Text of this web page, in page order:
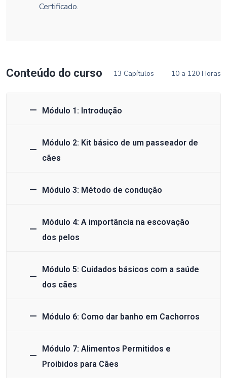
Certificado.
Conteúdo do curso 13 Capítulos 10 a 120 Horas
Módulo 1: Introdução
Módulo 2: Kit básico de um passeador de
cães
Módulo 3: Método de condução
Módulo 4: A importância na escovação
dos pelos
Módulo 5: Cuidados básicos com a saúde
dos cães
Módulo 6: Como dar banho em Cachorros
Módulo 7: Alimentos Permitidos e
Proibidos para Cães